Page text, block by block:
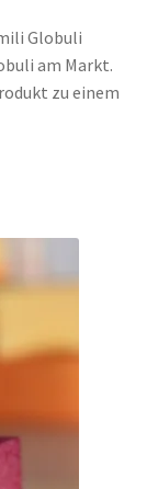
Globuli
am Markt.
zu einem